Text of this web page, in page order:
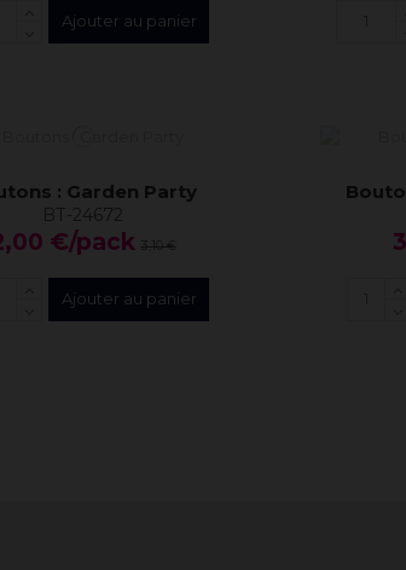
Ajouter au panier
: Garden Party
BT-24672
€/pack 3,10 €
Ajouter au panier